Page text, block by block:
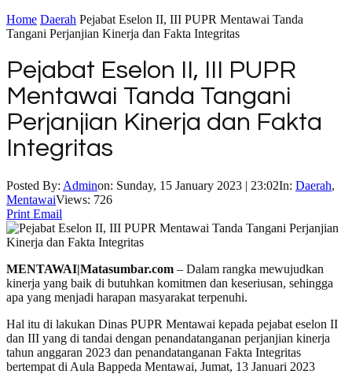
Home Daerah Pejabat Eselon II, III PUPR Mentawai Tanda
Tangani Perjanjian Kinerja dan Fakta Integritas
Pejabat Eselon II, III PUPR
Mentawai Tanda Tangani
Perjanjian Kinerja dan Fakta
Integritas
Posted By: Adminon: Sunday, 15 January 2023 | 23:02In: Daerah,
MentawaiViews: 726
Print Email
MENTAWAI|Matasumbar.com – Dalam rangka mewujudkan
kinerja yang baik di butuhkan komitmen dan keseriusan, sehingga
apa yang menjadi harapan masyarakat terpenuhi.
Hal itu di lakukan Dinas PUPR Mentawai kepada pejabat eselon II
dan III yang di tandai dengan penandatanganan perjanjian kinerja
tahun anggaran 2023 dan penandatanganan Fakta Integritas
bertempat di Aula Bappeda Mentawai, Jumat, 13 Januari 2023